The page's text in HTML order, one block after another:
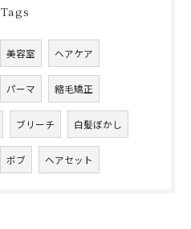
Tags
美容室 ヘアケア
パーマ 縮毛矯正
ブリーチ 白髪ぼかし
ボブ ヘアセット